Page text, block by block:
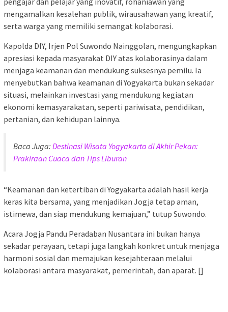
mengamalkan kesalehan publik, wirausahawan yang kreatif,
serta warga yang memiliki semangat kolaborasi.
Kapolda DIY, Irjen Pol Suwondo Nainggolan, mengungkapkan
apresiasi kepada masyarakat DIY atas kolaborasinya dalam
menjaga keamanan dan mendukung suksesnya pemilu. Ia
menyebutkan bahwa keamanan di Yogyakarta bukan sekadar
situasi, melainkan investasi yang mendukung kegiatan
ekonomi kemasyarakatan, seperti pariwisata, pendidikan,
pertanian, dan kehidupan lainnya.
Baca Juga: Destinasi Wisata Yogyakarta di Akhir Pekan:
Prakiraan Cuaca dan Tips Liburan
“Keamanan dan ketertiban di Yogyakarta adalah hasil kerja
keras kita bersama, yang menjadikan Jogja tetap aman,
istimewa, dan siap mendukung kemajuan,” tutup Suwondo.
Acara Jogja Pandu Peradaban Nusantara ini bukan hanya
sekadar perayaan, tetapi juga langkah konkret untuk menjaga
harmoni sosial dan memajukan kesejahteraan melalui
kolaborasi antara masyarakat, pemerintah, dan aparat. []